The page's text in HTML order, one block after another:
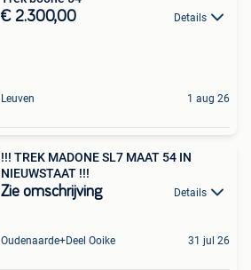
€ 2.300,00 Details
Leuven 1 aug 26
!!! TREK MADONE SL7 MAAT 54 IN
NIEUWSTAAT !!!
Zie omschrijving Details
Oudenaarde+Deel Ooike 31 jul 26